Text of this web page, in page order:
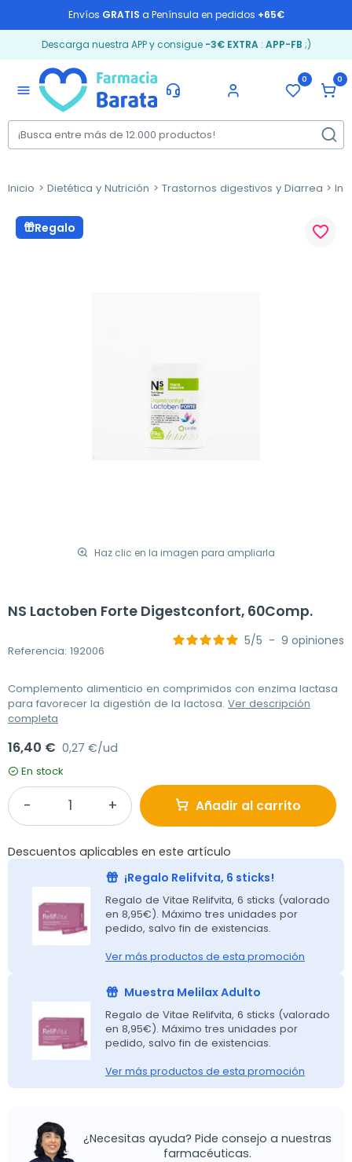
Envíos GRATIS a Península en pedidos +65€
Descarga nuestra APP y consigue -3€ EXTRA: APP-FB ;)
menu
0 0
Inicio Dietética y Nutrición Trastornos digestivos y Diarrea
Regalo
Haz clic en la imagen para ampliarla
favorite_border
NS Lactoben Forte Digestconfort, 60Comp.
Referencia: 192006
5/5 - 9 opiniones
Complemento alimenticio en comprimidos con enzima lactasa
para favorecer la digestión de la lactosa. Ver descripción
completa
16,40 € 0,27 €/ud
En stock
Añadir al carrito
Descuentos aplicables en este artículo
¡Regalo Relifvita, 6 sticks!
Regalo de Vitae Relifvita, 6 sticks (valorado
en 8,95€). Máximo tres unidades por
pedido, salvo fin de existencias.
Ver más productos de esta promoción
Muestra Melilax Adulto
Regalo de Vitae Relifvita, 6 sticks (valorado
en 8,95€). Máximo tres unidades por
pedido, salvo fin de existencias.
Ver más productos de esta promoción
¿Necesitas ayuda? Pide consejo a nuestras
farmacéuticas.